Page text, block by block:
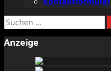
Suchen
Anzeige